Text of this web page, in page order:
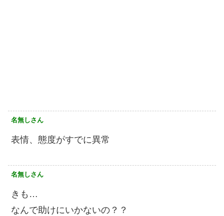
名無しさん
表情、態度がすでに異常
名無しさん
きも…
なんで助けにいかないの？？